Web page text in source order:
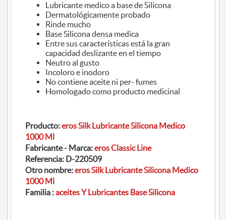
Lubricante medico a base de Silicona
Dermatológicamente probado
Rinde mucho
Base Silicona densa medica
Entre sus características está la gran
capacidad deslizante en el tiempo
Neutro al gusto
Incoloro e inodoro
No contiene aceite ni per- fumes
Homologado como producto medicinal
Producto:eros Silk Lubricante Silicona Medico
1000 Ml
Fabricante - Marca:eros Classic Line
Referencia: D-220509
Otro nombre:eros Silk Lubricante Silicona Medico
1000 Ml
Familia :aceites Y Lubricantes Base Silicona